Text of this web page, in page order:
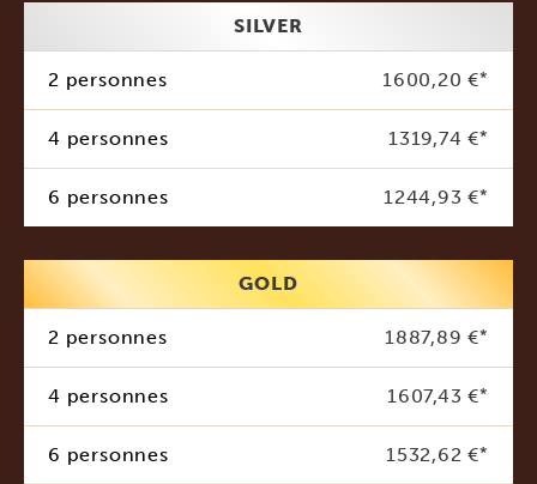
SILVER
2 personnes 1600,20 €*
4 personnes 1319,74 €*
6 personnes 1244,93 €*
GOLD
2 personnes 1887,89 €*
4 personnes 1607,43 €*
6 personnes 1532,62 €*